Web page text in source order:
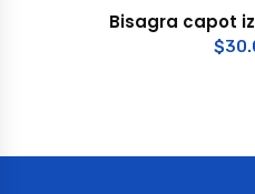
Bisagra capot
$